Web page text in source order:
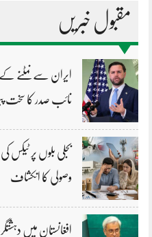
مقبول خبریں
ایران سے نمٹنے کے
نائب صدر کا سخت
وصولی کا انکشاف
افغانستان میں